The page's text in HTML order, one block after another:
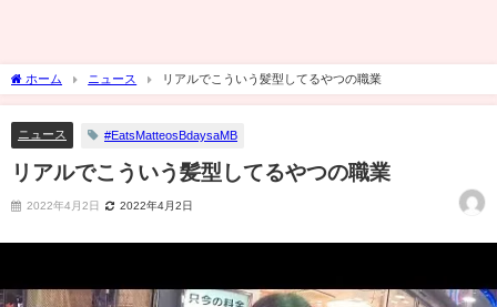
ホーム ニュース リアルでこういう髪型してるやつの職業
ニュース #EatsMatteosBdaysaMB
リアルでこういう髪型してるやつの職業
2022年4月2日 2022年4月2日